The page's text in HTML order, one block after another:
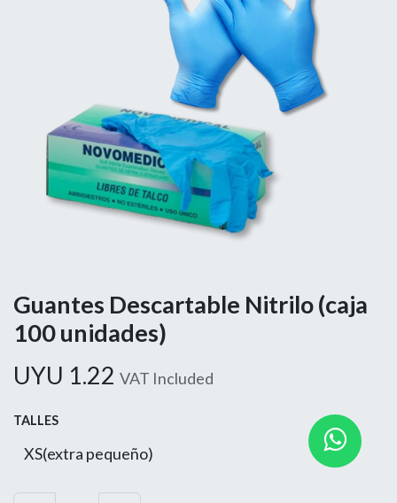
Guantes Descartable Nitrilo (caja
100 unidades)
UYU 1.22 VAT Included
TALLES